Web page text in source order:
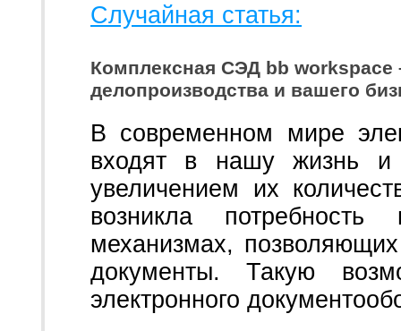
Случайная статья:
Комплексная СЭД bb workspace
делопроизводства и вашего
В современном мире
входят в нашу жизнь
увеличением их
возникла
механизмах,
документы. Такую
электронного